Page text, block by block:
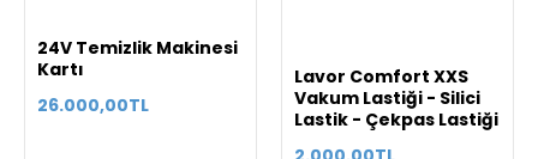
24V Temizlik Makinesi
Kartı
26.000,00TL
Lavor Comfort XXS
Vakum Lastiği - Silici
Lastik - Çekpas Lastiği